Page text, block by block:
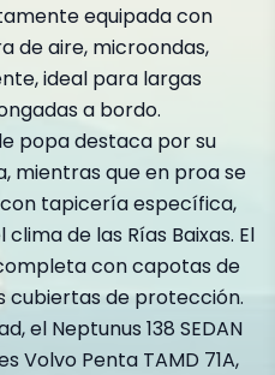
equipada con
de aire, microondas,
ideal para largas
a bordo.
popa destaca por su
mientras que en proa se
tapicería específica,
de las Rías Baixas. El
con capotas de
cubiertas de protección.
el Neptunus 138 SEDAN
Volvo Penta TAMD 71A,